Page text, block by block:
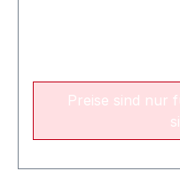
Preise sind nur